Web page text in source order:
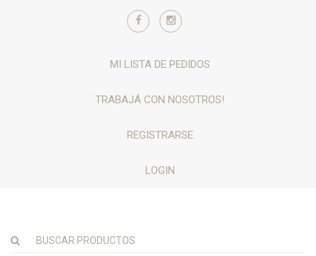
MI LISTA DE PEDIDOS
TRABAJÁ CON NOSOTROS!
REGISTRARSE
LOGIN